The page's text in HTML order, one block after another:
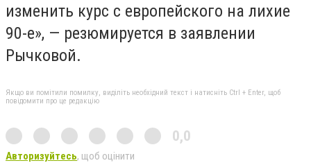
изменить курс с европейского на лихие
90-е», — резюмируется в заявлении
Рычковой.
Якщо ви помітили помилку, виділіть необхідний текст і натисніть Ctrl + Enter, щоб
повідомити про це редакцію
0,0
Авторизуйтесь, щоб оцінити